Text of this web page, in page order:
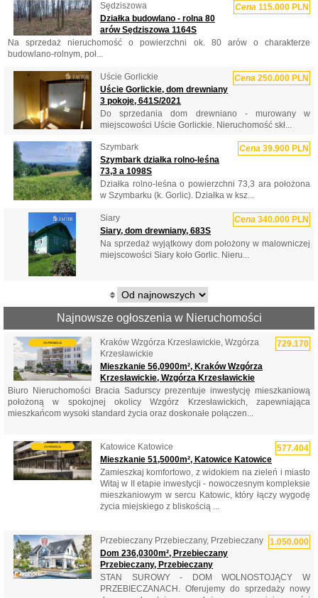
Sędziszowa Cena 115.000 PLN
Działka budowlano - rolna 80
arów Sędziszowa 1164S
Na sprzedaż nieruchomość o powierzchni ok. 80 arów o charakterze
budowlano-rolnym, poł...
Uście Gorlickie Cena 250.000 PLN
Uście Gorlickie, dom drewniany
3 pokoje, 641S/2021
Do sprzedania dom drewniano - murowany w
miejscowości Uście Gorlickie. Nieruchomość skł...
Szymbark Cena 39.900 PLN
Szymbark działka rolno-leśna
73,3 a 1098S
Działka rolno-leśna o powierzchni 73,3 ara położona
w Szymbarku (k. Gorlic). Działka w ksz...
Siary Cena 340.000 PLN
Siary, dom drewniany, 683S
Na sprzedaż wyjątkowy dom położony w malowniczej
miejscowości Siary koło Gorlic. Nieru...
Najnowsze ogłoszenia w Nieruchomości
729.170
Kraków Wzgórza Krzesławickie, Wzgórza
Krzesławickie
Mieszkanie 56,0900m², Kraków Wzgórza
Krzesławickie, Wzgórza Krzesławickie
Biuro Nieruchomości Bracia Sadurscy prezentuje inwestycję mieszkaniową
położoną w spokojnej okolicy Wzgórz Krzesławickich, zapewniająca
mieszkańcom wysoki standard życia oraz doskonałe połączen...
577.404
Katowice Katowice
Mieszkanie 51,5000m², Katowice Katowice
Zamieszkaj komfortowo, z widokiem na zieleń i miasto
Witaj w II etapie inwestycji - nowoczesnym kompleksie
mieszkaniowym w sercu Katowic, który łączy wygodę
życia miejskiego z bliskością ...
1.050.000
Przebieczany Przebieczany, Przebieczany
Dom 236,0300m², Przebieczany
Przebieczany, Przebieczany
STAN SUROWY - DOM WOLNOSTOJĄCY W
PRZEBIECZANACH. Oferujemy do sprzedaży nowy